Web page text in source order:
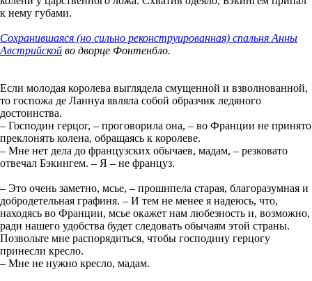
к нему губами.
Сохранившаяся (но сильно реконструированная) спальня Анны
Австрийской во дворце Фонтенбло.
Если молодая королева выглядела смущенной и взволнованной,
то госпожа де Ланнуа являла собой образчик ледяного
достоинства.
– Господин герцог, – проговорила она, – во Франции не принято
преклонять колена, обращаясь к королеве.
– Мне нет дела до французских обычаев, мадам, – резковато
отвечал Бэкингем. – Я – не француз.
– Это очень заметно, мсье, – прошипела старая, благоразумная и
добродетельная графиня. – И тем не менее я надеюсь, что,
находясь во Франции, мсье окажет нам любезность и, возможно,
ради нашего удобства будет следовать обычаям этой страны.
Позвольте мне распорядиться, чтобы господину герцогу
принесли кресло.
– Мне не нужно кресло, мадам.